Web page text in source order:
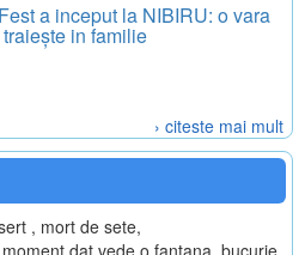
a inceput la NIBIRU: o vara
in familie
› citeste mai mult
, mort de sete,
dat vede o fantana, bucurie